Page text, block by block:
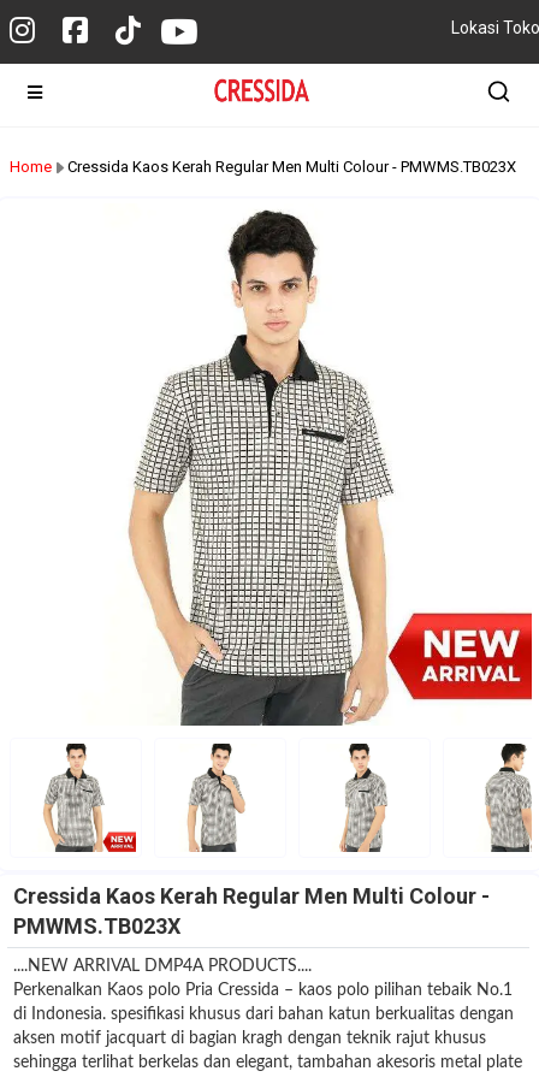
Lokasi Toko
Home Cressida Kaos Kerah Regular Men Multi Colour - PMWMS.TB023X
Cressida Kaos Kerah Regular Men Multi Colour -
PMWMS.TB023X
....NEW ARRIVAL DMP4A PRODUCTS....
Perkenalkan Kaos polo Pria Cressida – kaos polo pilihan tebaik No.1
di Indonesia. spesifikasi khusus dari bahan katun berkualitas dengan
aksen motif jacquart di bagian kragh dengan teknik rajut khusus
sehingga terlihat berkelas dan elegant, tambahan akesoris metal plate